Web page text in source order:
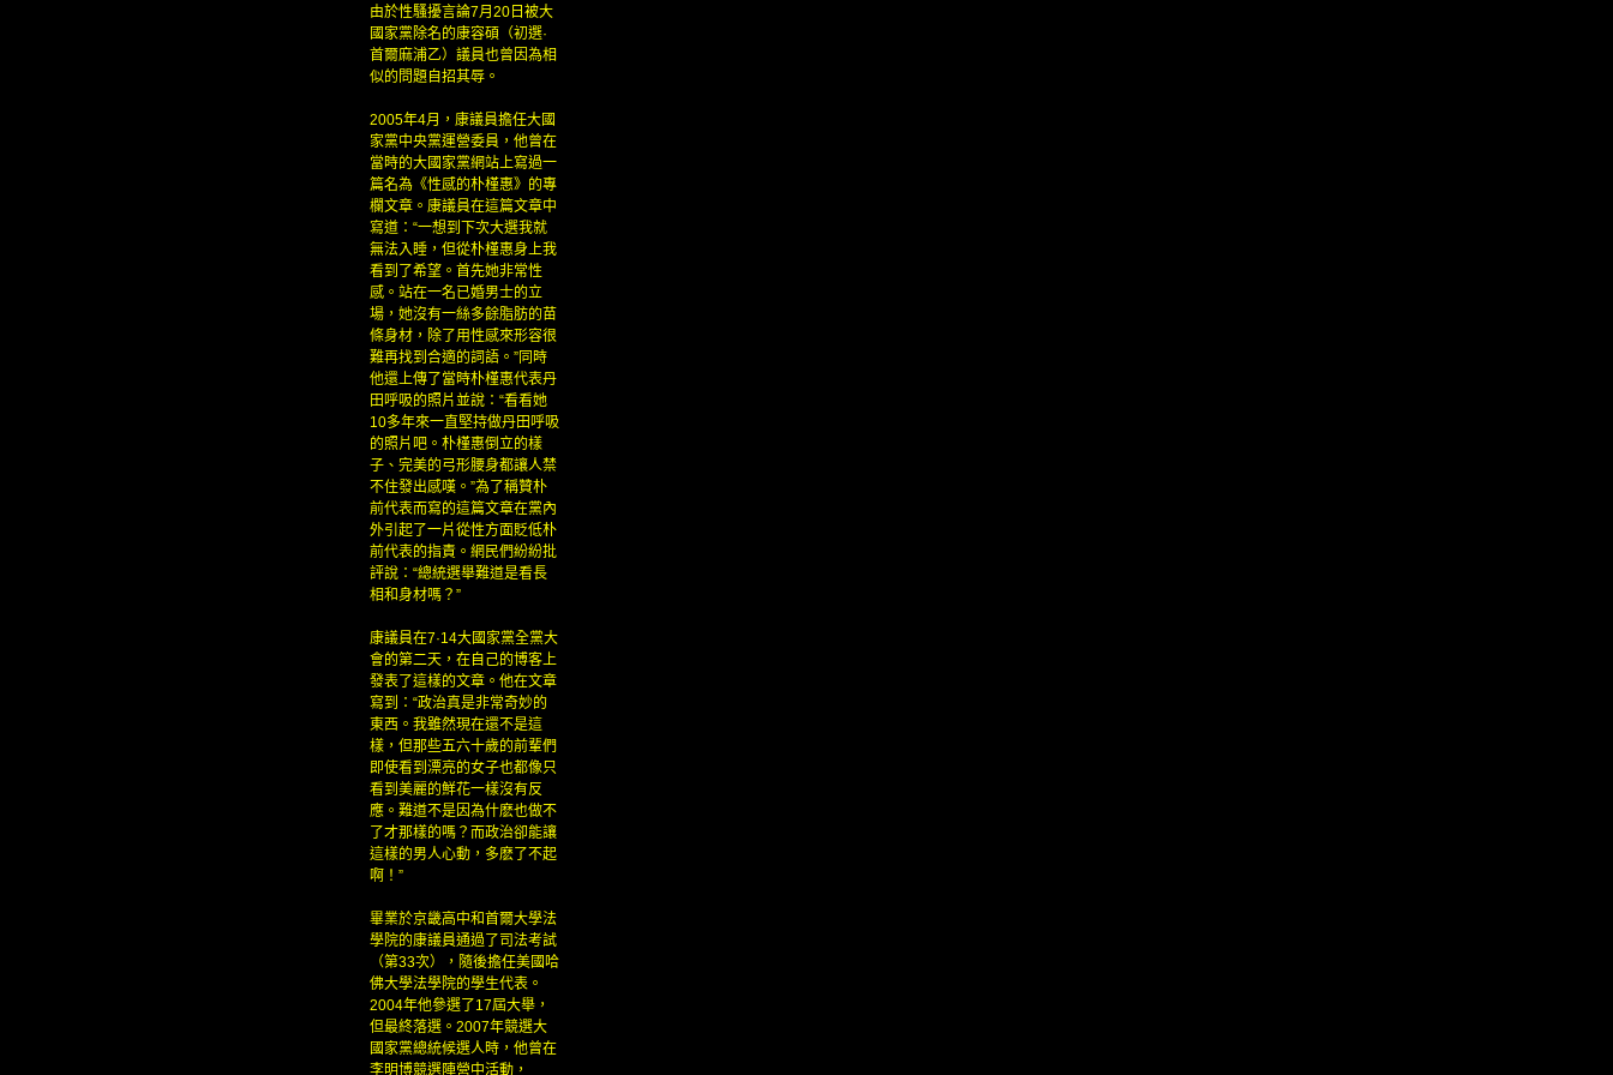
由於性騷擾言論7月20日被大
國家黨除名的康容碩（初選·
首爾麻浦乙）議員也曾因為相
似的問題自招其辱。
2005年4月，康議員擔任大國
家黨中央黨運營委員，他曾在
當時的大國家黨網站上寫過一
篇名為《性感的朴槿惠》的專
欄文章。康議員在這篇文章中
寫道：“一想到下次大選我就
無法入睡，但從朴槿惠身上我
看到了希望。首先她非常性
感。站在一名已婚男士的立
場，她沒有一絲多餘脂肪的苗
條身材，除了用性感來形容很
難再找到合適的詞語。”同時
他還上傳了當時朴槿惠代表丹
田呼吸的照片並說：“看看她
10多年來一直堅持做丹田呼吸
的照片吧。朴槿惠倒立的樣
子、完美的弓形腰身都讓人禁
不住發出感嘆。”為了稱贊朴
前代表而寫的這篇文章在黨內
外引起了一片從性方面貶低朴
前代表的指責。網民們紛紛批
評說：“總統選舉難道是看長
相和身材嗎？”
康議員在7·14大國家黨全黨大
會的第二天，在自己的博客上
發表了這樣的文章。他在文章
寫到：“政治真是非常奇妙的
東西。我雖然現在還不是這
樣，但那些五六十歲的前輩們
即使看到漂亮的女子也都像只
看到美麗的鮮花一樣沒有反
應。難道不是因為什麽也做不
了才那樣的嗎？而政治卻能讓
這樣的男人心動，多麽了不起
啊！”
畢業於京畿高中和首爾大學法
學院的康議員通過了司法考試
（第33次），隨後擔任美國哈
佛大學法學院的學生代表。
2004年他參選了17屆大舉，
但最終落選。2007年競選大
國家黨總統候選人時，他曾在
李明博競選陣營中活動，